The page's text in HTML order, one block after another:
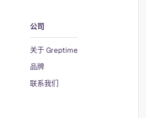
公司
关于 Greptime
品牌
联系我们